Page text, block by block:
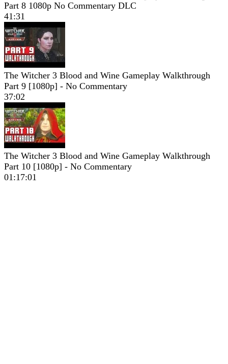
Part 8 1080p No Commentary DLC
41:31
The Witcher 3 Blood and Wine Gameplay Walkthrough
Part 9 [1080p] - No Commentary
37:02
The Witcher 3 Blood and Wine Gameplay Walkthrough
Part 10 [1080p] - No Commentary
01:17:01